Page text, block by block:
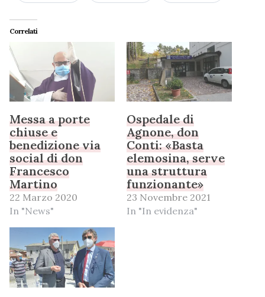
Correlati
Messa a porte
chiuse e
benedizione via
social di don
Francesco
Martino
22 Marzo 2020
In "News"
Ospedale di
Agnone, don
Conti: «Basta
elemosina, serve
una struttura
funzionante»
23 Novembre 2021
In "In evidenza"